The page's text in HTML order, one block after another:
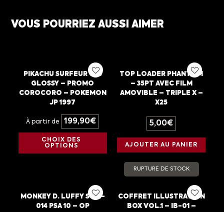
VOUS POURRIEZ AUSSI AIMER
PIKACHU SURFEUR 025
GLOSSY – PROMO
COROCORO – POKEMON
JP 1997
À partir de 199,90€
CHOIX DES
OPTIONS
TOP LOADER PHANTOM
– 35PT AVEC FILM
AMOVIBLE – TRIPLE X –
X25
5,00€
AJOUTER AU PANIER
MONKEY D. LUFFY ST21-
014 PSA 10 – OP
RUPTURE DE STOCK
COFFRET ILLUSTRATION
BOX VOL.1 – IB-01 –